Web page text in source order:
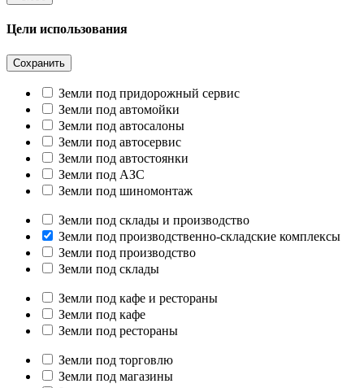
Цели использования
Сохранить
Земли под придорожный сервис
Земли под автомойки
Земли под автосалоны
Земли под автосервис
Земли под автостоянки
Земли под АЗС
Земли под шиномонтаж
Земли под склады и производство
Земли под производственно-складские комплексы
Земли под производство
Земли под склады
Земли под кафе и рестораны
Земли под кафе
Земли под рестораны
Земли под торговлю
Земли под магазины